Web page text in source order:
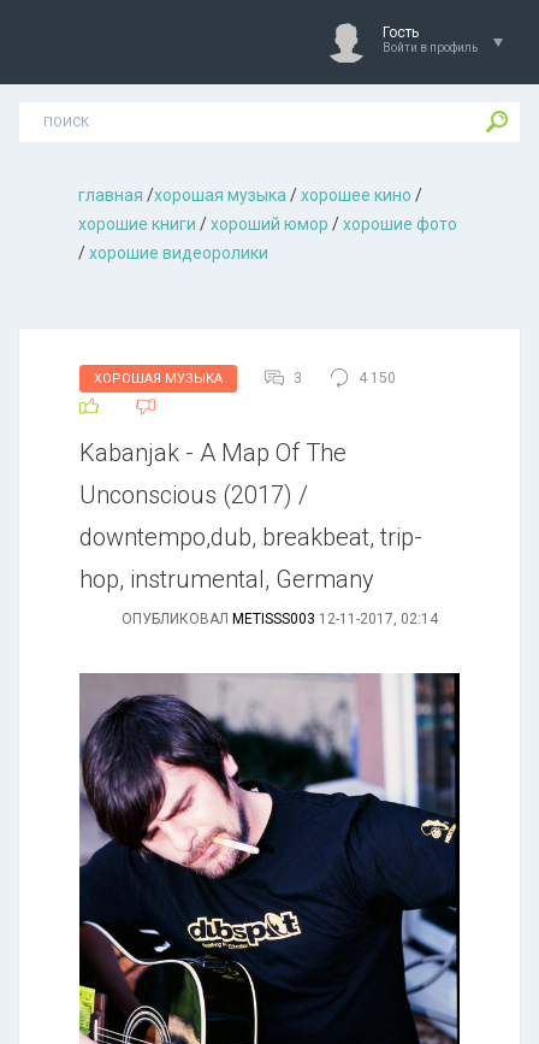
Гость
Войти в профиль
главная /хорошая музыкa /хорошее кино /
хорошие книги /хороший юмор /хорошие фото
/хорошие видеоролики
ХОРОШАЯ МУЗЫКА 3 4 150
Kabanjak - A Map Of The
Unconscious (2017) /
downtempo,dub, breakbeat, trip-
hop, instrumental, Germany
ОПУБЛИКОВАЛ METISSS003 12-11-2017, 02:14